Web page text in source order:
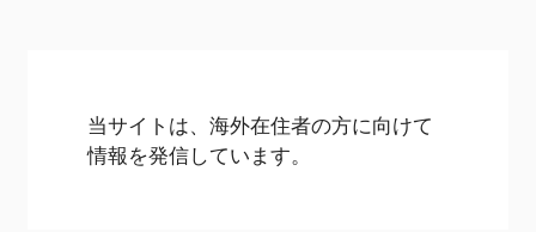
当サイトは、海外在住者の方に向けて
情報を発信しています。